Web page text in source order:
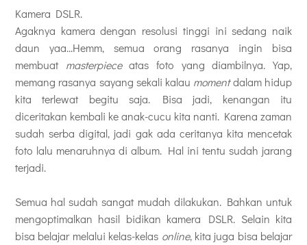
Kamera DSLR.
Agaknya kamera dengan resolusi tinggi ini sedang naik
daun yaa...Hemm, semua orang rasanya ingin bisa
membuat masterpieceatas foto yang diambilnya. Yap,
memang rasanya sayang sekali kalau momentdalam hidup
kita terlewat begitu saja. Bisa jadi, kenangan itu
diceritakan kembali ke anak-cucu kita nanti. Karena zaman
sudah serba digital, jadi gak ada ceritanya kita mencetak
foto lalu menaruhnya di album. Hal ini tentu sudah jarang
terjadi.
Semua hal sudah sangat mudah dilakukan. Bahkan untuk
mengoptimalkan hasil bidikan kamera DSLR. Selain kita
bisa belajar melalui kelas-kelas online, kita juga bisa belajar